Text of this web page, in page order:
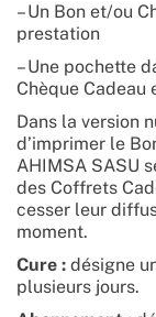
– Un Bon et/ou
prestation
– Une pochette
Chèque Cadeau
Dans la version
d’imprimer le
AHIMSA SASU
des Coffrets
cesser leur
moment.
Cure : désigne
plusieurs jours.